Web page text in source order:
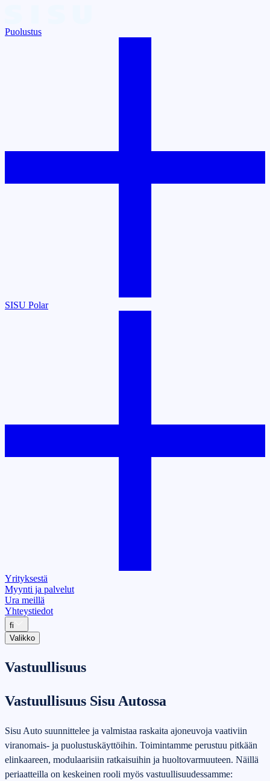
Puolustus
SISU Polar
Yrityksestä
Myynti ja palvelut
Ura meillä
Yhteystiedot
fi
Valikko
Vastuullisuus
Vastuullisuus Sisu Autossa
Sisu Auto suunnittelee ja valmistaa raskaita ajoneuvoja vaativiin
viranomais‑ ja puolustuskäyttöihin. Toimintamme perustuu pitkään
elinkaareen, modulaarisiin ratkaisuihin ja huoltovarmuuteen. Näillä
periaatteilla on keskeinen rooli myös vastuullisuudessamme: